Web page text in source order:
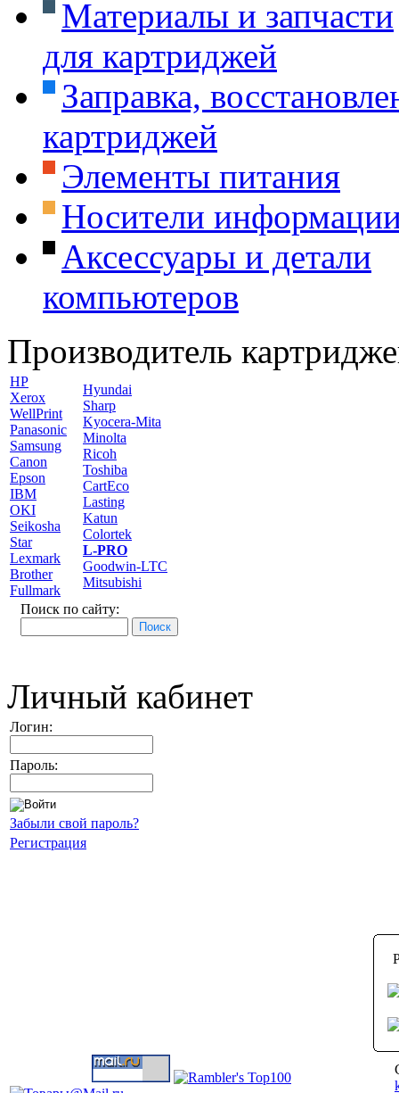
Материалы и запчасти
для картриджей
Заправка,
картриджей
Элементы питания
Носители
Аксессуары и детали
компьютеров
Производитель
HP
Xerox
WellPrint
Panasonic
Samsung
Canon
Epson
IBM
OKI
Seikosha
Star
Lexmark
Brother
Fullmark
Hyundai
Sharp
Kyocera-Mita
Minolta
Ricoh
Toshiba
CartEco
Lasting
Katun
Colortek
L-PRO
Goodwin-LTC
Mitsubishi
Поиск по сайту:
Личный кабинет
Логин:
Пароль:
Забыли свой пароль?
Регистрация